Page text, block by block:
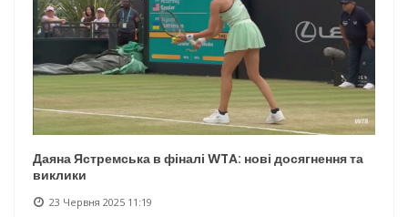
Даяна Ястремська в фіналі WTA: нові досягнення та
виклики
23 Червня 2025 11:19